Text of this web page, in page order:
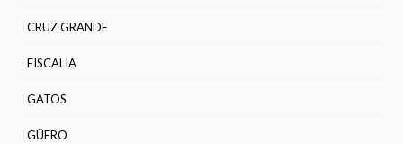
CRUZ GRANDE
FISCALIA
GATOS
GÜERO